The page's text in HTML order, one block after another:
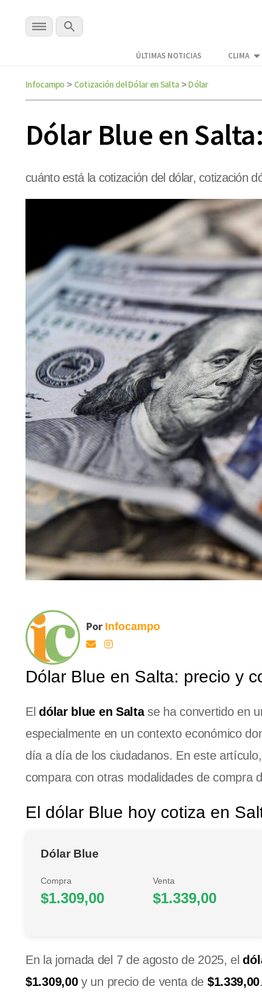
ÚLTIMAS NOTICIAS CLIMA
Infocampo > Cotización del Dólar en Salta > Dólar
Dólar Blue en
cuánto está la cotización del dólar, cotización
Por Infocampo
Dólar Blue en Salta: precio y
Eldólar blue en Saltase ha convertido en
especialmente en un contexto económico
día a día de los ciudadanos. En este
compara con otras modalidades de compra
El dólar Blue hoy cotiza en
Dólar Blue
Compra
$1.309,00
Venta
$1.339,00
En la jornada del 7 de agosto de 2025, el
$1.309,00y un precio de venta de $1.339,00